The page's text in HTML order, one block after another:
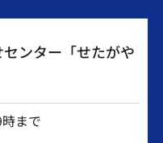
ンター「せたがや
まで